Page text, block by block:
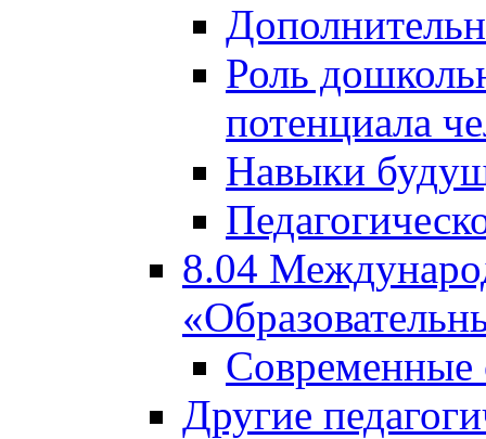
Роль
потенциала
Навыки
8.04
Современные
Другие